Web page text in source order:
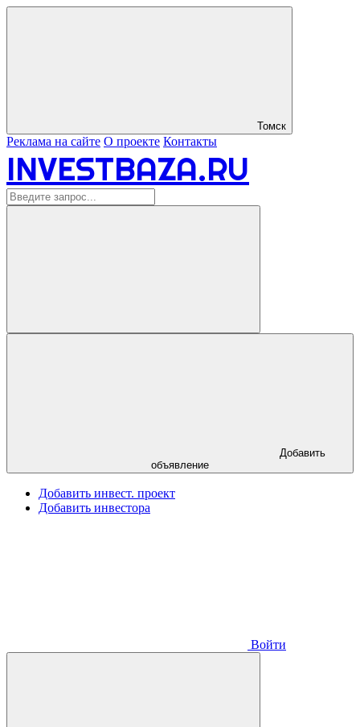
Томск
Реклама на сайте О проекте Контакты
INVESTBAZA.RU
объявление
Добавить инвест. проект
Добавить инвестора
Войти